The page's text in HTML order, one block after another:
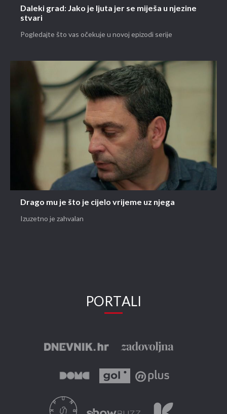
Daleki grad: Jako je ljuta jer se miješa u njezine
stvari
Pogledajte što vas očekuje u novoj epizodi serije
Drago mu je što je cijelo vrijeme uz njega
Izuzetno je zahvalan
PORTALI